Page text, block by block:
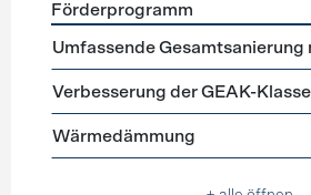
Förderprogramme
Förderprogramm
Umfassende Gesamtsanierung
Verbesserung der GEAK-Klasse
Wärmedämmung